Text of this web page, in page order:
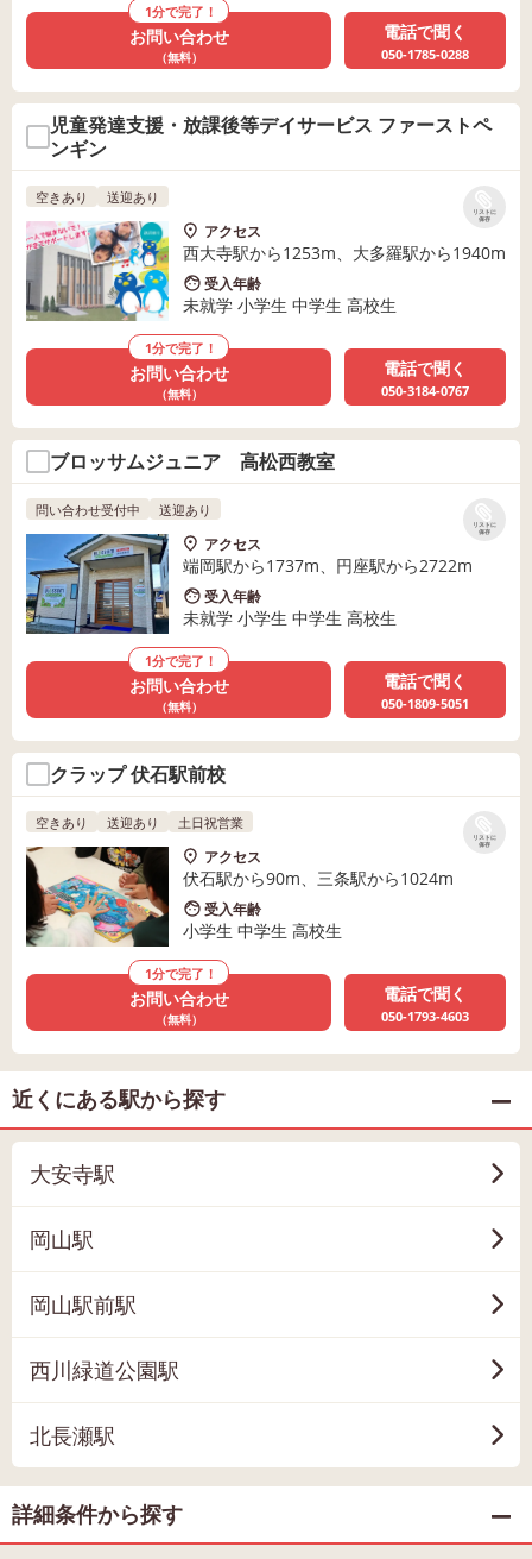
1分で完了！
お問い合わせ
（無料）
電話で聞く
050-1785-0288
児童発達支援・放課後等デイサービス ファーストペ
ンギン
リストに
保存
空きあり 送迎あり
アクセス
西大寺駅から1253m、大多羅駅から1940m
受入年齢
未就学 小学生 中学生 高校生
1分で完了！
お問い合わせ
（無料）
電話で聞く
050-3184-0767
ブロッサムジュニア 高松西教室
リストに
保存
問い合わせ受付中 送迎あり
アクセス
端岡駅から1737m、円座駅から2722m
受入年齢
未就学 小学生 中学生 高校生
1分で完了！
お問い合わせ
（無料）
電話で聞く
050-1809-5051
クラップ 伏石駅前校
リストに
保存
空きあり 送迎あり 土日祝営業
アクセス
伏石駅から90m、三条駅から1024m
受入年齢
小学生 中学生 高校生
1分で完了！
お問い合わせ
（無料）
電話で聞く
050-1793-4603
近くにある駅から探す
大安寺駅
岡山駅
岡山駅前駅
西川緑道公園駅
北長瀬駅
詳細条件から探す